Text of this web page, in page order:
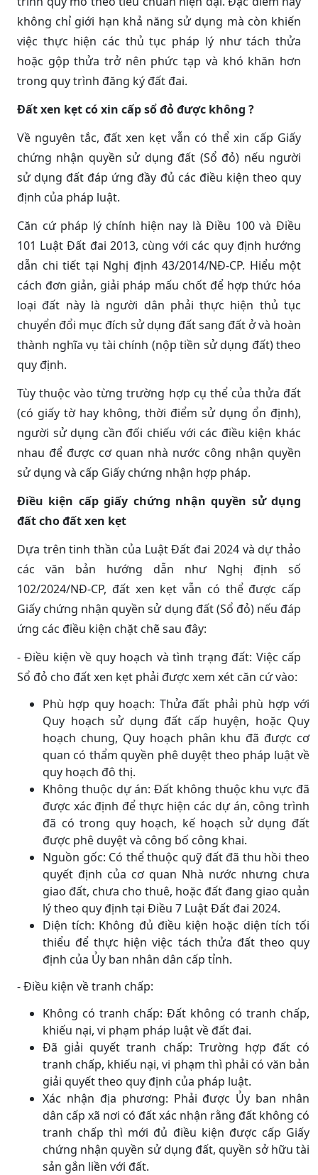
không chỉ giới hạn khả năng sử dụng mà còn khiến
việc thực hiện các thủ tục pháp lý như tách thửa
hoặc gộp thửa trở nên phức tạp và khó khăn hơn
trong quy trình đăng ký đất đai.
Đất xen kẹt có xin cấp sổ đỏ được không ?
Về nguyên tắc, đất xen kẹt vẫn có thể xin cấp Giấy
chứng nhận quyền sử dụng đất (Sổ đỏ) nếu người
sử dụng đất đáp ứng đầy đủ các điều kiện theo quy
định của pháp luật.
Căn cứ pháp lý chính hiện nay là Điều 100 và Điều
101 Luật Đất đai 2013, cùng với các quy định hướng
dẫn chi tiết tại Nghị định 43/2014/NĐ-CP. Hiểu một
cách đơn giản, giải pháp mấu chốt để hợp thức hóa
loại đất này là người dân phải thực hiện thủ tục
chuyển đổi mục đích sử dụng đất sang đất ở và hoàn
thành nghĩa vụ tài chính (nộp tiền sử dụng đất) theo
quy định.
Tùy thuộc vào từng trường hợp cụ thể của thửa đất
(có giấy tờ hay không, thời điểm sử dụng ổn định),
người sử dụng cần đối chiếu với các điều kiện khác
nhau để được cơ quan nhà nước công nhận quyền
sử dụng và cấp Giấy chứng nhận hợp pháp.
Điều kiện cấp giấy chứng nhận quyền sử dụng
đất cho đất xen kẹt
Dựa trên tinh thần của Luật Đất đai 2024 và dự thảo
các văn bản hướng dẫn như Nghị định số
102/2024/NĐ-CP, đất xen kẹt vẫn có thể được cấp
Giấy chứng nhận quyền sử dụng đất (Sổ đỏ) nếu đáp
ứng các điều kiện chặt chẽ sau đây:
- Điều kiện về quy hoạch và tình trạng đất: Việc cấp
Sổ đỏ cho đất xen kẹt phải được xem xét căn cứ vào:
Phù hợp quy hoạch: Thửa đất phải phù hợp với
Quy hoạch sử dụng đất cấp huyện, hoặc Quy
hoạch chung, Quy hoạch phân khu đã được cơ
quan có thẩm quyền phê duyệt theo pháp luật về
quy hoạch đô thị.
Không thuộc dự án: Đất không thuộc khu vực đã
được xác định để thực hiện các dự án, công trình
đã có trong quy hoạch, kế hoạch sử dụng đất
được phê duyệt và công bố công khai.
Nguồn gốc: Có thể thuộc quỹ đất đã thu hồi theo
quyết định của cơ quan Nhà nước nhưng chưa
giao đất, chưa cho thuê, hoặc đất đang giao quản
lý theo quy định tại Điều 7 Luật Đất đai 2024.
Diện tích: Không đủ điều kiện hoặc diện tích tối
thiểu để thực hiện việc tách thửa đất theo quy
định của Ủy ban nhân dân cấp tỉnh.
- Điều kiện về tranh chấp:
Không có tranh chấp: Đất không có tranh chấp,
khiếu nại, vi phạm pháp luật về đất đai.
Đã giải quyết tranh chấp: Trường hợp đất có
tranh chấp, khiếu nại, vi phạm thì phải có văn bản
giải quyết theo quy định của pháp luật.
Xác nhận địa phương: Phải được Ủy ban nhân
dân cấp xã nơi có đất xác nhận rằng đất không có
tranh chấp thì mới đủ điều kiện được cấp Giấy
chứng nhận quyền sử dụng đất, quyền sở hữu tài
sản gắn liền với đất.